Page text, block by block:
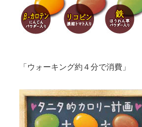
「ウォーキング約４分で消費」